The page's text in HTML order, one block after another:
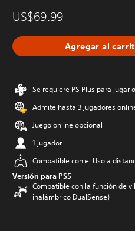
US$69.99
Agregar al
Se requiere PS Plus para jugar
Admite hasta 3 jugadores
Juego online opcional
1 jugador
Compatible con el Uso a
Versión para PS5
Compatible con la función de
inalámbrico DualSense)